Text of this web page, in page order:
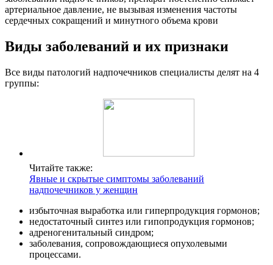
Виды заболеваний и их признаки
Все виды патологий надпочечников специалисты делят на 4
группы:
Читайте также:
Явные и скрытые симптомы заболеваний
надпочечников у женщин
избыточная выработка или гиперпродукция гормонов;
недостаточный синтез или гипопродукция гормонов;
адреногенитальный синдром;
заболевания, сопровождающиеся опухолевыми
процессами.